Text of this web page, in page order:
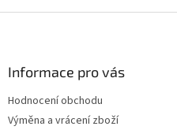
Informace pro vás
Hodnocení obchodu
Výměna a vrácení zboží